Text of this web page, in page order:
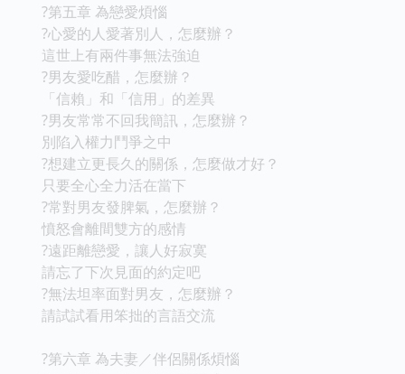
?第五章 為戀愛煩惱
?心愛的人愛著別人，怎麼辦？
這世上有兩件事無法強迫
?男友愛吃醋，怎麼辦？
「信賴」和「信用」的差異
?男友常常不回我簡訊，怎麼辦？
別陷入權力鬥爭之中
?想建立更長久的關係，怎麼做才好？
只要全心全力活在當下
?常對男友發脾氣，怎麼辦？
憤怒會離間雙方的感情
?遠距離戀愛，讓人好寂寞
請忘了下次見面的約定吧
?無法坦率面對男友，怎麼辦？
請試試看用笨拙的言語交流
?第六章 為夫妻／伴侶關係煩惱